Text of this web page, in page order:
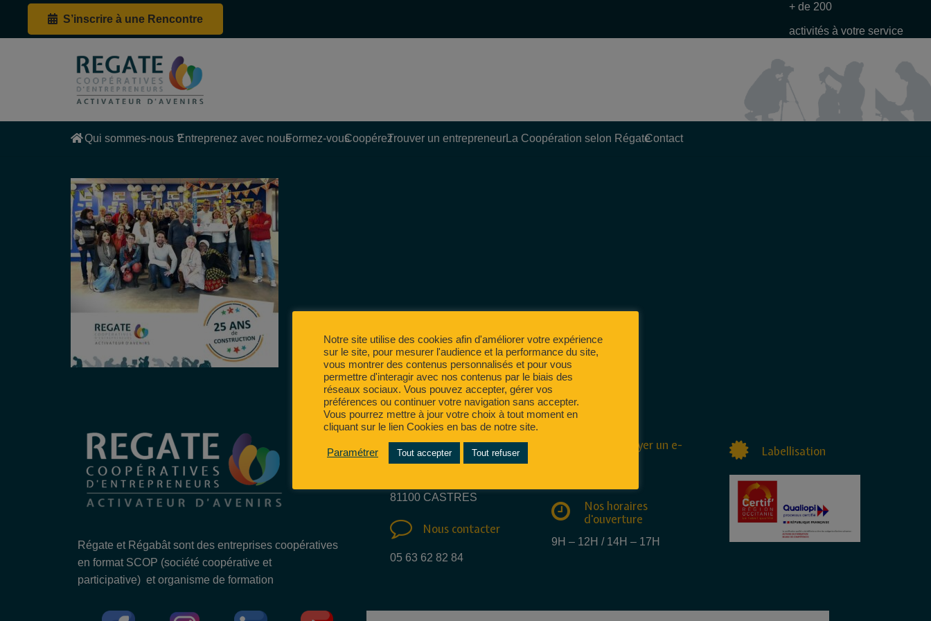
S’inscrire à une Rencontre
+ de 200
activités à votre service
Qui sommes-nous ?Entreprenez avec nousFormez-vousCoopérezTrouver un entrepreneurLa Coopération selon RégateContact
Régate et Régabât sont des entreprises coopératives
en format SCOP (société coopérative et
participative) et organisme de formation
Nous trouver
81100 CASTRES
Nous contacter
05 63 62 82 84
Nous envoyer un e-
Nos horaires
d'ouverture
9H – 12H / 14H – 17H
Labellisation
Notre site utilise des cookies afin d'améliorer votre expérience
sur le site, pour mesurer l'audience et la performance du site,
vous montrer des contenus personnalisés et pour vous
permettre d'interagir avec nos contenus par le biais des
réseaux sociaux. Vous pouvez accepter, gérer vos
préférences ou continuer votre navigation sans accepter.
Vous pourrez mettre à jour votre choix à tout moment en
cliquant sur le lien Cookies en bas de notre site.
Paramétrer Tout accepter Tout refuser